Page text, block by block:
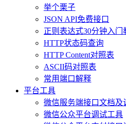
举个栗子
JSON API免费接口
正则表达式30分钟入门
HTTP状态码查询
HTTP Content对照表
ASCII码对照表
常用端口解释
平台工具
微信服务端接口文档及
微信公众平台调试工具